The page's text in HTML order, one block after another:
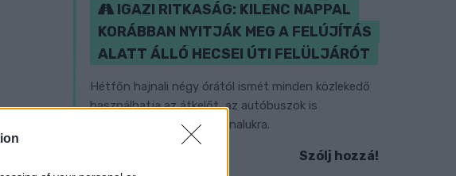
IGAZI RITKASÁG: KILENC NAPPAL
KORÁBBAN NYITJÁK MEG A FELÚJÍTÁS
ALATT ÁLLÓ HECSEI ÚTI FELÜLJÁRÓT
Hétfőn hajnali négy órától ismét minden közlekedő
használhatja az átkelőt, az autóbuszok is
visszatérnek eredeti útvonalukra.
Szólj hozzá!